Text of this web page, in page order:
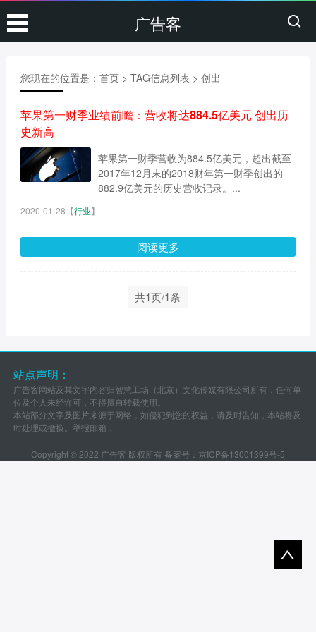
广告客
您现在的位置是： 首页> TAG信息列表 > 创出
苹果第一财季业绩前瞻：营收将达884.5亿美元 创出历
史新高
苹果第一财季营收为884.5亿美元，超出截至
2017年12月末的2018财年第一财季创出的
882.9亿美元的历史营收记录。...
2020-01-28 【行业】
阅读更多
共1页/1条
站点声明：
广告客网站及其文字内容归智慧工场（北京）文化传媒有限公司所有，任何单
位及个人未经许可，不得擅自转载使用。
本站部分文字及图片来源于网络，如侵犯到您的权益，请及时告知，本站将及
时处理或撤换。举报邮箱：
Copyright © 2022 广告客 版权所有 备案号： 京ICP备13001399号-5